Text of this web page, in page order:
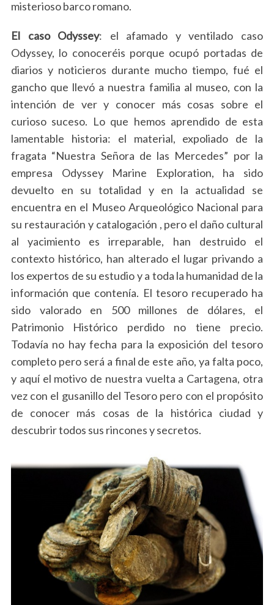
misterioso barco romano.
El caso Odyssey: el afamado y ventilado caso
Odyssey, lo conoceréis porque ocupó portadas de
diarios y noticieros durante mucho tiempo, fué el
gancho que llevó a nuestra familia al museo, con la
intención de ver y conocer más cosas sobre el
curioso suceso. Lo que hemos aprendido de esta
lamentable historia: el material, expoliado de la
fragata “Nuestra Señora de las Mercedes” por la
empresa Odyssey Marine Exploration, ha sido
devuelto en su totalidad y en la actualidad se
encuentra en el Museo Arqueológico Nacional para
su restauración y catalogación , pero el daño cultural
al yacimiento es irreparable, han destruido el
contexto histórico, han alterado el lugar privando a
los expertos de su estudio y a toda la humanidad de la
información que contenía. El tesoro recuperado ha
sido valorado en 500 millones de dólares, el
Patrimonio Histórico perdido no tiene precio.
Todavía no hay fecha para la exposición del tesoro
completo pero será a final de este año, ya falta poco,
y aquí el motivo de nuestra vuelta a Cartagena, otra
vez con el gusanillo del Tesoro pero con el propósito
de conocer más cosas de la histórica ciudad y
descubrir todos sus rincones y secretos.